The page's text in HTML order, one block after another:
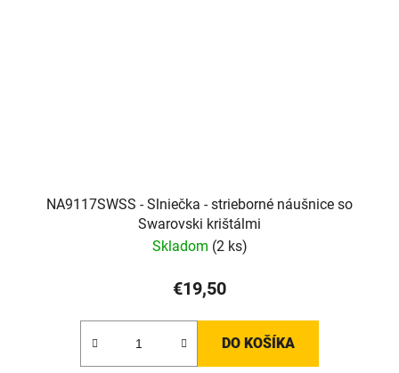
NA9117SWSS - Slniečka - strieborné náušnice so
Swarovski krištálmi
Skladom (2 ks)
€19,50
DO KOŠÍKA